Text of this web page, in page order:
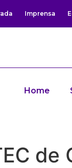
Imprensa
Home